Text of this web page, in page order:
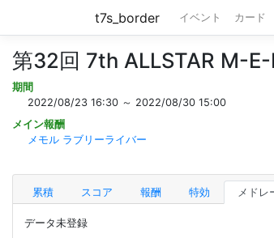
t7s_border イベント カード
第32回 7th ALLSTAR M-
期間
2022/08/23 16:30 ～ 2022/08/30 15:00
メイン報酬
メモル ラブリーライバー
累積 スコア 報酬 特効 メドレ
データ未登録